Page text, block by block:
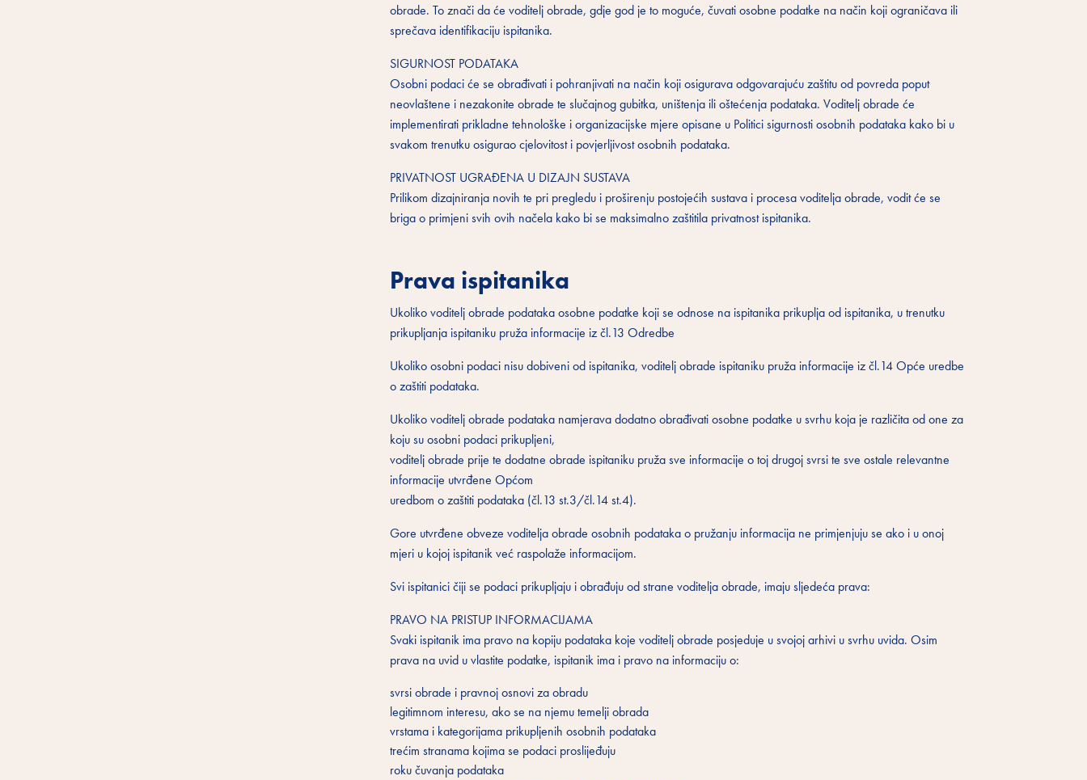
obrade. To znači da će voditelj obrade, gdje god je to moguće, čuvati osobne podatke na način koji ograničava ili
sprečava identifikaciju ispitanika.
SIGURNOST PODATAKA
Osobni podaci će se obrađivati i pohranjivati na način koji osigurava odgovarajuću zaštitu od povreda poput
neovlaštene i nezakonite obrade te slučajnog gubitka, uništenja ili oštećenja podataka. Voditelj obrade će
implementirati prikladne tehnološke i organizacijske mjere opisane u Politici sigurnosti osobnih podataka kako bi u
svakom trenutku osigurao cjelovitost i povjerljivost osobnih podataka.
PRIVATNOST UGRAĐENA U DIZAJN SUSTAVA
Prilikom dizajniranja novih te pri pregledu i proširenju postojećih sustava i procesa voditelja obrade, vodit će se
briga o primjeni svih ovih načela kako bi se maksimalno zaštitila privatnost ispitanika.
Prava ispitanika
Ukoliko voditelj obrade podataka osobne podatke koji se odnose na ispitanika prikuplja od ispitanika, u trenutku
prikupljanja ispitaniku pruža informacije iz čl.13 Odredbe
Ukoliko osobni podaci nisu dobiveni od ispitanika, voditelj obrade ispitaniku pruža informacije iz čl.14 Opće uredbe
o zaštiti podataka.
Ukoliko voditelj obrade podataka namjerava dodatno obrađivati osobne podatke u svrhu koja je različita od one za
koju su osobni podaci prikupljeni,
voditelj obrade prije te dodatne obrade ispitaniku pruža sve informacije o toj drugoj svrsi te sve ostale relevantne
informacije utvrđene Općom
uredbom o zaštiti podataka (čl.13 st.3/čl.14 st.4).
Gore utvrđene obveze voditelja obrade osobnih podataka o pružanju informacija ne primjenjuju se ako i u onoj
mjeri u kojoj ispitanik već raspolaže informacijom.
Svi ispitanici čiji se podaci prikupljaju i obrađuju od strane voditelja obrade, imaju sljedeća prava:
PRAVO NA PRISTUP INFORMACIJAMA
Svaki ispitanik ima pravo na kopiju podataka koje voditelj obrade posjeduje u svojoj arhivi u svrhu uvida. Osim
prava na uvid u vlastite podatke, ispitanik ima i pravo na informaciju o:
svrsi obrade i pravnoj osnovi za obradu
legitimnom interesu, ako se na njemu temelji obrada
vrstama i kategorijama prikupljenih osobnih podataka
trećim stranama kojima se podaci proslijeđuju
roku čuvanja podataka